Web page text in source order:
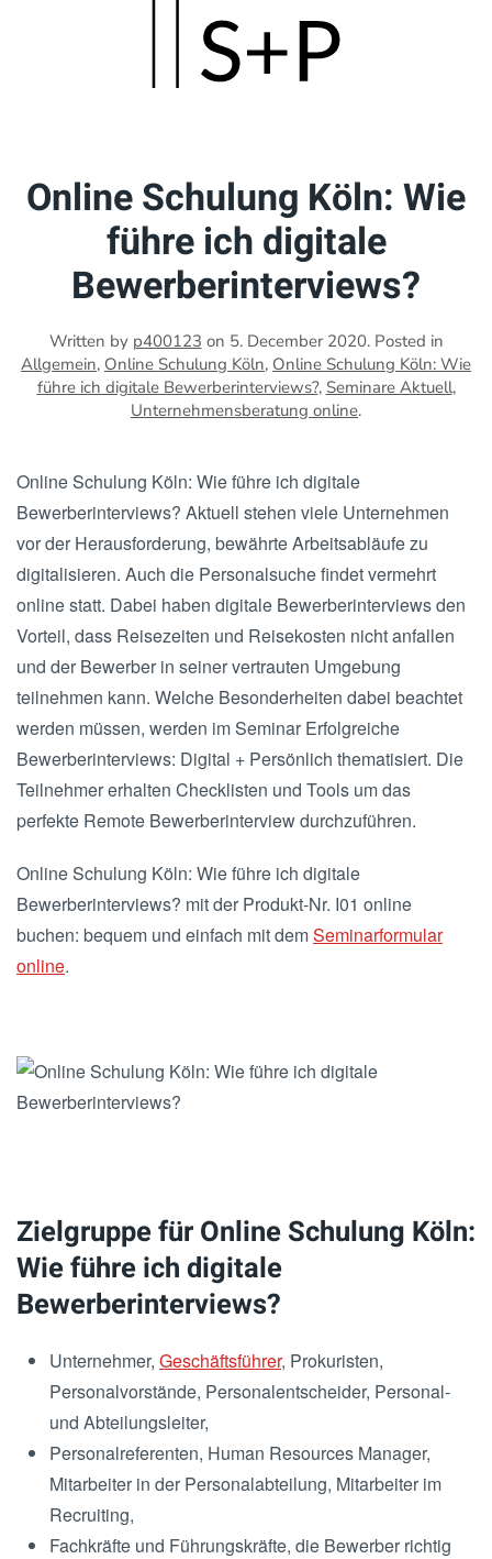
Online Schulung Köln: Wie
führe ich digitale
Bewerberinterviews?
Written by p400123 on 5. December 2020. Posted in
Allgemein, Online Schulung Köln, Online Schulung Köln: Wie
führe ich digitale Bewerberinterviews?, Seminare Aktuell,
Unternehmensberatung online.
Online Schulung Köln: Wie führe ich digitale
Bewerberinterviews? Aktuell stehen viele Unternehmen
vor der Herausforderung, bewährte Arbeitsabläufe zu
digitalisieren. Auch die Personalsuche findet vermehrt
online statt. Dabei haben digitale Bewerberinterviews den
Vorteil, dass Reisezeiten und Reisekosten nicht anfallen
und der Bewerber in seiner vertrauten Umgebung
teilnehmen kann. Welche Besonderheiten dabei beachtet
werden müssen, werden im Seminar Erfolgreiche
Bewerberinterviews: Digital + Persönlich thematisiert. Die
Teilnehmer erhalten Checklisten und Tools um das
perfekte Remote Bewerberinterview durchzuführen.
Online Schulung Köln: Wie führe ich digitale
Bewerberinterviews? mit der Produkt-Nr. I01 online
buchen: bequem und einfach mit demSeminarformular
online.
Zielgruppe für Online Schulung Köln:
Wie führe ich digitale
Bewerberinterviews?
Unternehmer, Geschäftsführer, Prokuristen,
Personalvorstände, Personalentscheider, Personal-
und Abteilungsleiter,
Personalreferenten, Human Resources Manager,
Mitarbeiter in der Personalabteilung, Mitarbeiter im
Recruiting,
Fachkräfte und Führungskräfte, die Bewerber richtig